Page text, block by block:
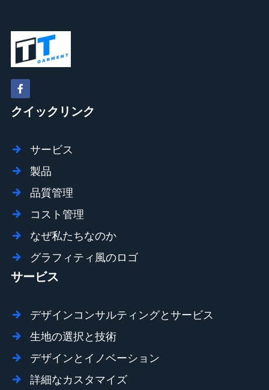
クイックリンク
サービス
製品
品質管理
コスト管理
なぜ私たちなのか
グラフィティ風のロゴ
サービス
デザインコンサルティングとサービス
生地の選択と技術
デザインとイノベーション
詳細なカスタマイズ